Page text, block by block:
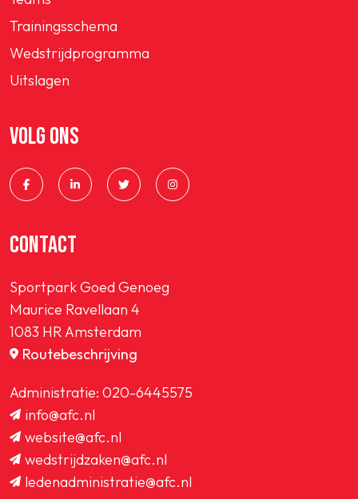
Trainingsschema
Wedstrijdprogramma
Uitslagen
VOLG ONS
CONTACT
Sportpark Goed Genoeg
Maurice Ravellaan 4
1083 HR Amsterdam
Routebeschrijving
Administratie: 020-6445575
info@afc.nl
website@afc.nl
wedstrijdzaken@afc.nl
ledenadministratie@afc.nl